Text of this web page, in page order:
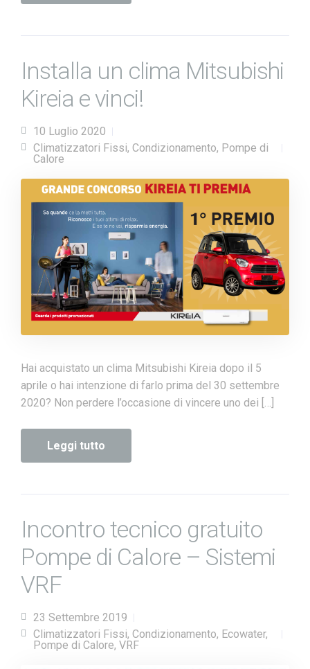
Installa un clima Mitsubishi
Kireia e vinci!
10 Luglio 2020
Climatizzatori Fissi, Condizionamento, Pompe di
Calore
Hai acquistato un clima Mitsubishi Kireia dopo il 5
aprile o hai intenzione di farlo prima del 30 settembre
2020? Non perdere l’occasione di vincere uno dei […]
Leggi tutto
Incontro tecnico gratuito
Pompe di Calore – Sistemi
VRF
23 Settembre 2019
Climatizzatori Fissi, Condizionamento, Ecowater,
Pompe di Calore, VRF